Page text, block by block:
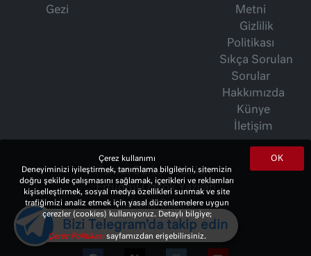
Gezi
Metni
Gizlilik
Politikası
Sıkça Sorulan
Sorular
Hakkımızda
Künye
İletişim
İsmet Berkan Yazıları
Ertuğrul Özkök Yazıları
Haftalık Gazete
OK
Çerez kullanımı
Deneyiminizi iyileştirmek, tanımlama bilgilerini, sitemizin
doğru şekilde çalışmasını sağlamak, içerikleri ve reklamları
kişiselleştirmek, sosyal medya özellikleri sunmak ve site
trafiğimizi analiz etmek için yasal düzenlemelere uygun
çerezler (cookies) kullanıyoruz. Detaylı bilgiye;
Çerez Politikasısayfamızdan erişebilirsiniz.
Bizi Telegram'da takip edin